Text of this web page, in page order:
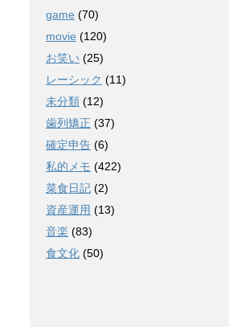
game (70)
movie (120)
お笑い (25)
レーシック (11)
未分類 (12)
歯列矯正 (37)
確定申告 (6)
私的メモ (422)
菜食日記 (2)
資産運用 (13)
音楽 (83)
食文化 (50)